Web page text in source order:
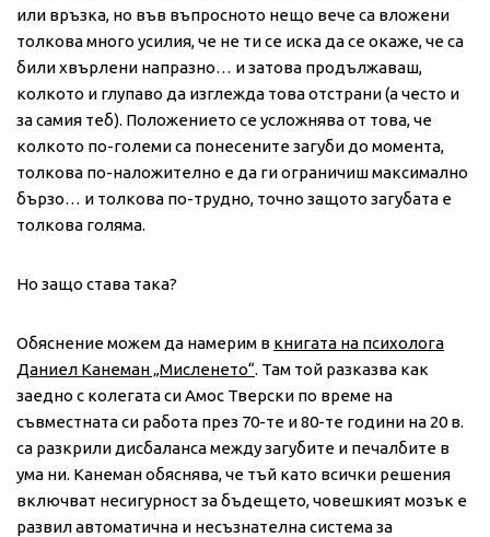
или връзка, но във въпросното нещо вече са вложени
толкова много усилия, че не ти се иска да се окаже, че са
били хвърлени напразно… и затова продължаваш,
колкото и глупаво да изглежда това отстрани (а често и
за самия теб). Положението се усложнява от това, че
колкото по-големи са понесените загуби до момента,
толкова по-наложително е да ги ограничиш максимално
бързо… и толкова по-трудно, точно защото загубата е
толкова голяма.
Но защо става така?
Обяснение можем да намерим в книгата на психолога
Даниел Канеман „Мисленето“. Там той разказва как
заедно с колегата си Амос Тверски по време на
съвместната си работа през 70-те и 80-те години на 20 в.
са разкрили дисбаланса между загубите и печалбите в
ума ни. Канеман обяснява, че тъй като всички решения
включват несигурност за бъдещето, човешкият мозък е
развил автоматична и несъзнателна система за